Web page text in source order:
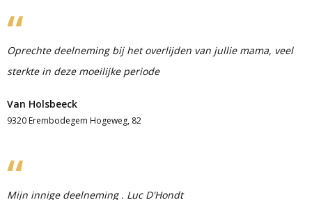
Oprechte deelneming bij het overlijden van jullie mama, veel
sterkte in deze moeilijke periode
Van Holsbeeck
9320 Erembodegem Hogeweg, 82
Mijn innige deelneming . Luc D'Hondt